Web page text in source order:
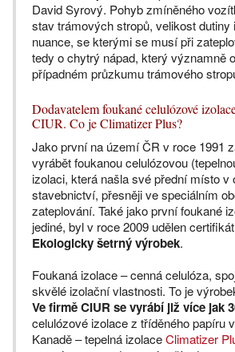
David Syrový. Pohyb zmíněného
stav trámových stropů, velikost dutiny
nuance, se kterými se musí při
tedy o chytrý nápad, který významně
případném průzkumu trámového
Dodavatelem foukané celulózové
CIUR. Co je Climatizer Plus?
Jako první na území ČR v roce 1991
vyrábět foukanou celulózovou
izolaci, která našla své přední místo v
stavebnictví, přesněji ve speciálním
zateplování. Také jako první foukané
jediné, byl v roce 2009 udělen
Ekologicky šetrný výrobek.
Foukaná izolace – cenná celulóza,
skvělé izolační vlastnosti. To je
Ve firmě CIUR se vyrábí již více jak
celulózové izolace z tříděného papíru
Kanadě – tepelná izolaceClimatizer